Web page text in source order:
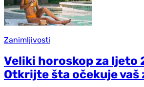
Zanimljivosti
Veliki horoskop za ljeto
Otkrijte šta očekuje vaš